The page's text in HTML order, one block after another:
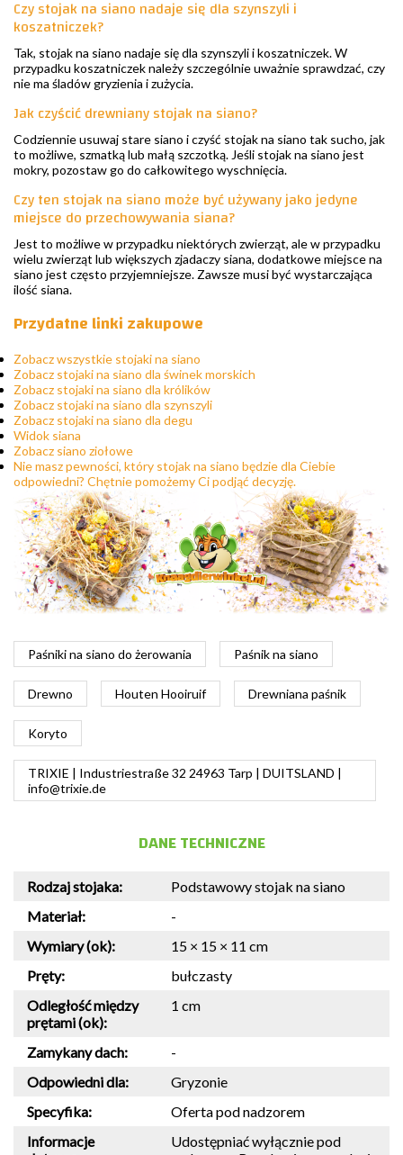
Czy stojak na siano nadaje się dla szynszyli i
koszatniczek?
Tak, stojak na siano nadaje się dla szynszyli i koszatniczek. W
przypadku koszatniczek należy szczególnie uważnie sprawdzać, czy
nie ma śladów gryzienia i zużycia.
Jak czyścić drewniany stojak na siano?
Codziennie usuwaj stare siano i czyść stojak na siano tak sucho, jak
to możliwe, szmatką lub małą szczotką. Jeśli stojak na siano jest
mokry, pozostaw go do całkowitego wyschnięcia.
Czy ten stojak na siano może być używany jako jedyne
miejsce do przechowywania siana?
Jest to możliwe w przypadku niektórych zwierząt, ale w przypadku
wielu zwierząt lub większych zjadaczy siana, dodatkowe miejsce na
siano jest często przyjemniejsze. Zawsze musi być wystarczająca
ilość siana.
Przydatne linki zakupowe
Zobacz wszystkie stojaki na siano
Zobacz stojaki na siano dla świnek morskich
Zobacz stojaki na siano dla królików
Zobacz stojaki na siano dla szynszyli
Zobacz stojaki na siano dla degu
Widok siana
Zobacz siano ziołowe
Nie masz pewności, który stojak na siano będzie dla Ciebie
odpowiedni? Chętnie pomożemy Ci podjąć decyzję.
Paśniki na siano do żerowania Paśnik na siano
Drewno Houten Hooiruif Drewniana paśnik
Koryto
TRIXIE | Industriestraße 32 24963 Tarp | DUITSLAND |
info@trixie.de
DANE TECHNICZNE
Rodzaj stojaka:
Podstawowy stojak na siano
Materiał:
-
Wymiary (ok):
15 × 15 × 11 cm
Pręty:
bułczasty
Odległość między
prętami (ok):
1 cm
Zamykany dach:
-
Odpowiedni dla:
Gryzonie
Specyfika:
Oferta pod nadzorem
Informacje
Udostępniać wyłącznie pod